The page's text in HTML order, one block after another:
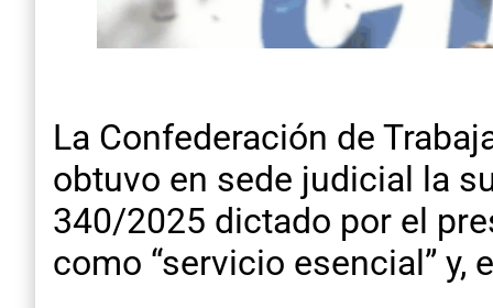
La Confederación de
obtuvo en sede judicial la
340/2025 dictado por el
como “servicio esencial” y,